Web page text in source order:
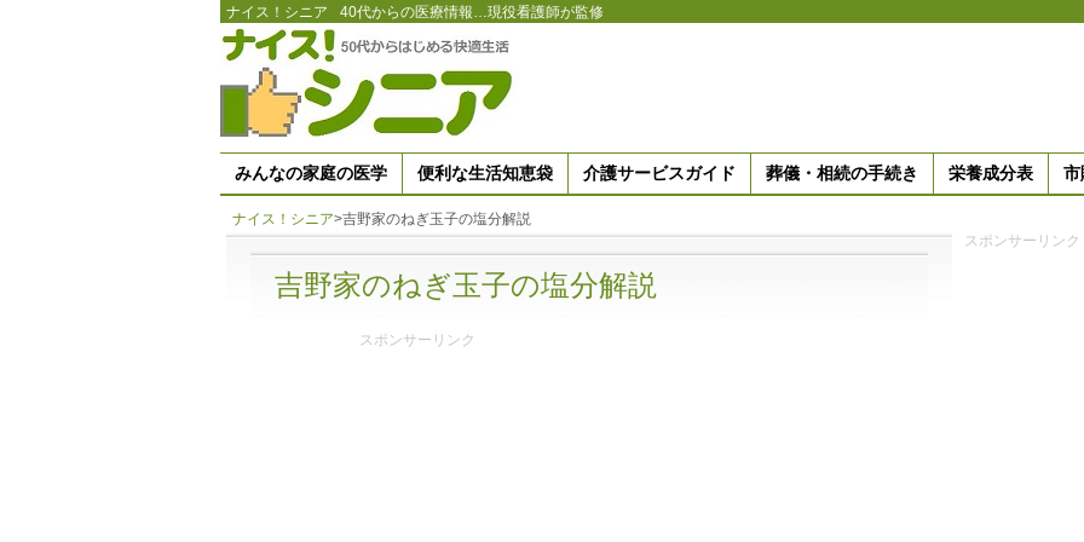
ナイス！シニア 40代からの医療情報…現役看護師が監修
みんなの家庭の医学 便利な生活知恵袋 介護サービスガイド 葬儀・相続の手続き 栄養成分表 市
ナイス！シニア>吉野家のねぎ玉子の塩分解説
吉野家のねぎ玉子の塩分解説
スポンサーリンク
スポンサーリンク